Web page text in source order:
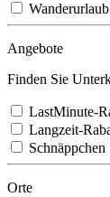
Wanderurlaub
Angebote
Finden Sie
LastMinute-
Langzeit-
Schnäppchen
Orte